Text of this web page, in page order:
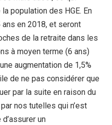
population des HGE. En
en 2018, et seront
de la retraite dans les
à moyen terme (6 ans)
augmentation de 1,5%
de ne pas considérer que
par la suite en raison du
nos tutelles qui n’est
un